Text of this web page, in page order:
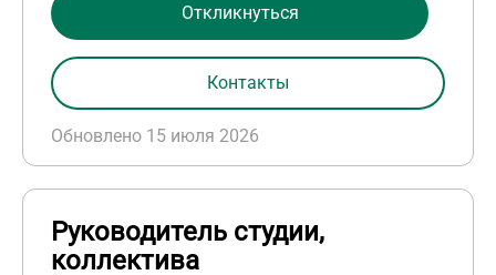
Обновлено 15 июля 2026
Откликнуться
Контакты
Руководитель студии,
коллектива